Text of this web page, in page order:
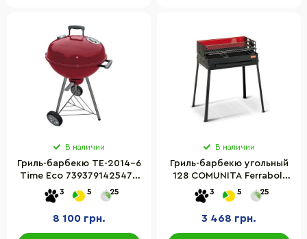
В наличии
Гриль-барбекю TE-2014-6
Time Eco 7393791425477
металический
3 5 25
8 100 грн.
В наличии
Гриль-барбекю угольный
128 COMUNITA Ferraboli
8003277001284
металический
3 5 25
3 468 грн.